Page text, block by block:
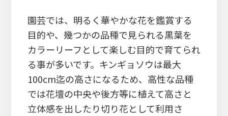
園芸では、明るく華やかな花を鑑賞する
目的や、幾つかの品種で見られる黒葉を
カラーリーフとして楽しむ目的で育てられ
る事が多いです。キンギョソウは最大
100cm迄の高さになるため、高性な品種
では花壇の中央や後方等に植えて高さと
立体感を出したり切り花として利用さ